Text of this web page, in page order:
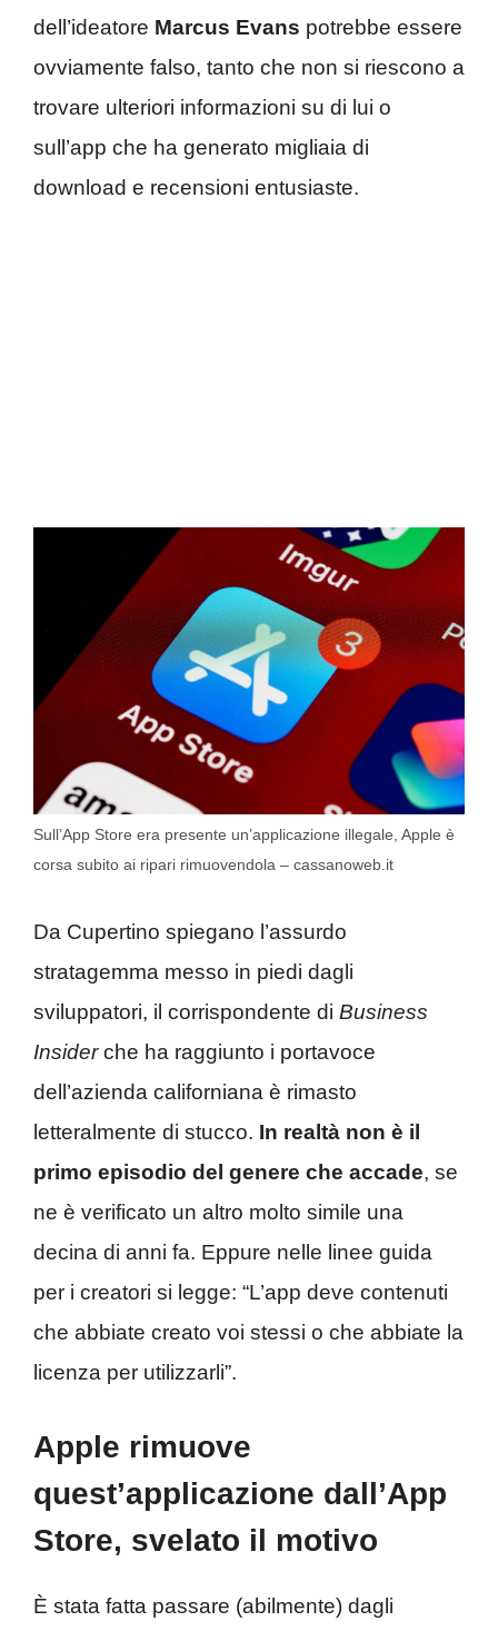
dell’ideatore Marcus Evans potrebbe essere
ovviamente falso, tanto che non si riescono a
trovare ulteriori informazioni su di lui o
sull’app che ha generato migliaia di
download e recensioni entusiaste.
Sull’App Store era presente un’applicazione illegale, Apple è
corsa subito ai ripari rimuovendola – cassanoweb.it
Da Cupertino spiegano l’assurdo
stratagemma messo in piedi dagli
sviluppatori, il corrispondente di Business
Insiderche ha raggiunto i portavoce
dell’azienda californiana è rimasto
letteralmente di stucco. In realtà non è il
primo episodio del genere che accade, se
ne è verificato un altro molto simile una
decina di anni fa. Eppure nelle linee guida
per i creatori si legge: “L’app deve contenuti
che abbiate creato voi stessi o che abbiate la
licenza per utilizzarli”.
Apple rimuove
quest’applicazione dall’App
Store, svelato il motivo
È stata fatta passare (abilmente) dagli